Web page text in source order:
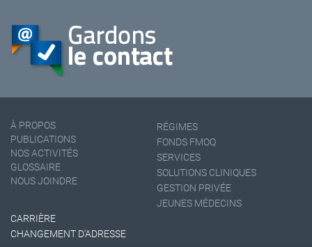
À PROPOS
PUBLICATIONS
NOS ACTIVITÉS
GLOSSAIRE
NOUS JOINDRE
RÉGIMES
FONDS FMOQ
SERVICES
SOLUTIONS CLINIQUES
GESTION PRIVÉE
JEUNES MÉDECINS
CARRIÈRE
CHANGEMENT D'ADRESSE